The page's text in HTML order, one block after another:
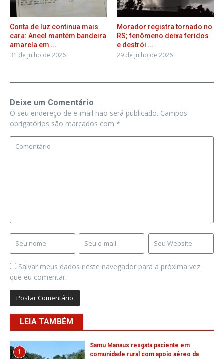
Conta de luz continua mais
cara: Aneel mantém bandeira
amarela em ...
31 de julho de 2026
Morador registra tornado no
RS; fenômeno deixa feridos
e destrói ...
29 de julho de 2026
Deixe um Comentário
O seu endereço de e-mail não será publicado. Campos
obrigatórios são marcados com *
Salvar meus dados neste navegador para a próxima vez
que eu comentar.
LEIA TAMBÉM
1
Samu Manaus resgata paciente em
comunidade rural com apoio aéreo da